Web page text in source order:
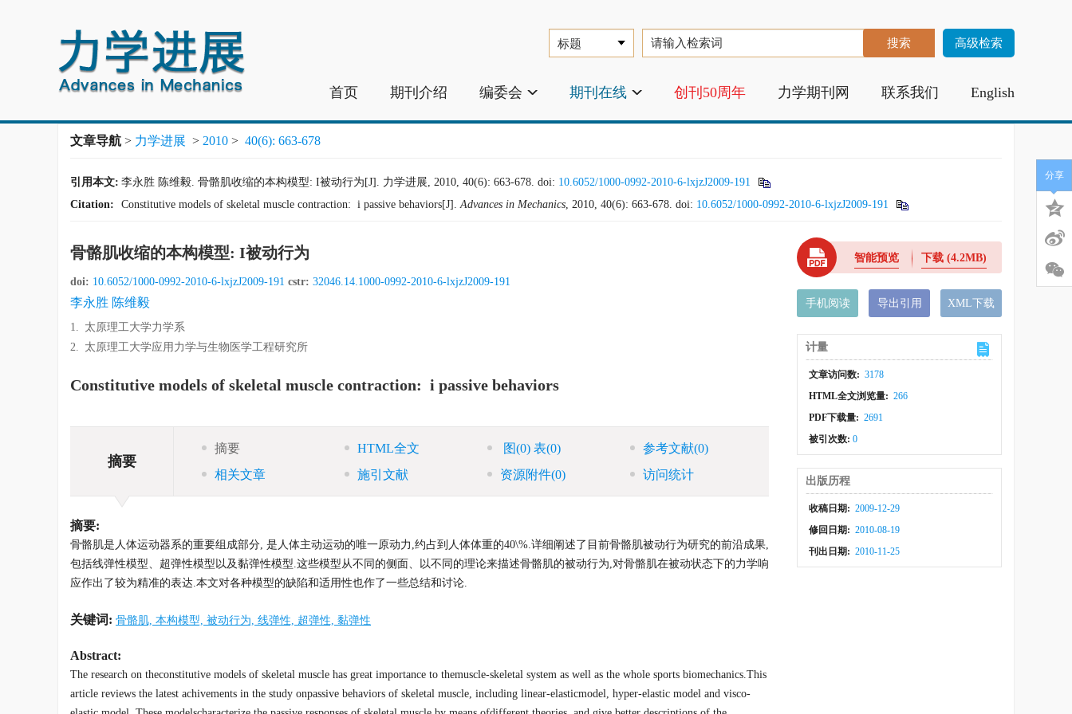
高级检索
首页 期刊介绍 编委会 期刊在线 创刊50周年 力学期刊网 联系我们 English
文章导航 > 力学进展 > 2010 > 40(6): 663-678
引用本文: 李永胜 陈维毅. 骨骼肌收缩的本构模型: I被动行为[J]. 力学进展, 2010, 40(6): 663-678. doi: 10.6052/1000-0992-2010-6-lxjzJ2009-191
Citation:
Constitutive models of skeletal muscle contraction: i passive behaviors[J].Advances in Mechanics, 2010, 40(6): 663-678. doi: 10.6052/1000-0992-2010-6-lxjzJ2009-191
骨骼肌收缩的本构模型: I被动行为
doi: 10.6052/1000-0992-2010-6-lxjzJ2009-191 cstr: 32046.14.1000-0992-2010-6-lxjzJ2009-191
李永胜 陈维毅
1. 太原理工大学力学系
2. 太原理工大学应用力学与生物医学工程研究所
Constitutive models of skeletal muscle contraction: i passive behaviors
摘要
摘要 HTML全文 图(0) 表(0) 参考文献(0)
相关文章
施引文献 资源附件(0) 访问统计
摘要:
骨骼肌是人体运动器系的重要组成部分, 是人体主动运动的唯一原动力,约占到人体体重的40\%.详细阐述了目前骨骼肌被动行为研究的前沿成果,
包括线弹性模型、超弹性模型以及黏弹性模型.这些模型从不同的侧面、以不同的理论来描述骨骼肌的被动行为,对骨骼肌在被动状态下的力学响
应作出了较为精准的表达.本文对各种模型的缺陷和适用性也作了一些总结和讨论.
关键词: 骨骼肌, 本构模型, 被动行为, 线弹性, 超弹性, 黏弹性
Abstract:
The research on theconstitutive models of skeletal muscle has great importance to themuscle-skeletal system as well as the whole sports biomechanics.This
article reviews the latest achivements in the study onpassive behaviors of skeletal muscle, including linear-elasticmodel, hyper-elastic model and visco-
智能预览 下载(4.2MB)
手机阅读 导出引用 XML下载
计量
文章访问数: 3178
HTML全文浏览量: 266
PDF下载量: 2691
被引次数:0
出版历程
收稿日期: 2009-12-29
修回日期: 2010-08-19
刊出日期: 2010-11-25
分享